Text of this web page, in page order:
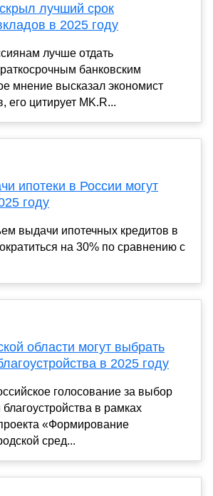
лучший срок
в 2025 году
лучше отдать
банковским
мнение высказал экономист
его цитирует MK.R...
ипотеки в России могут
году
выдачи ипотечных кредитов в
на 30% по сравнению с
области могут выбрать
в 2025 году
голосование за выбор
в рамках
«Формирование
сред...